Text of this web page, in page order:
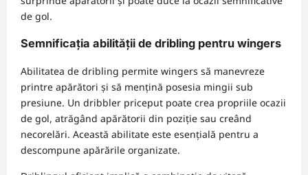
de gol.
Semnificația abilității de dribling pentru wingers
Abilitatea de dribling permite wingers să manevreze
printre apărători și să mențină posesia mingii sub
presiune. Un dribbler priceput poate crea propriile ocazii
de gol, atrăgând apărătorii din poziție sau creând
necorelări. Această abilitate este esențială pentru a
descompune apărările organizate.